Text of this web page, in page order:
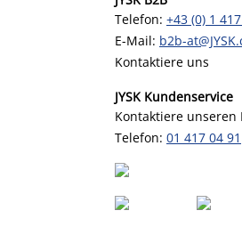
Telefon: +43 (0) 1
E-Mail: b2b-
Kontaktiere uns
JYSK Kundenservice
Kontaktiere unseren
Telefon: 01 417 04 91